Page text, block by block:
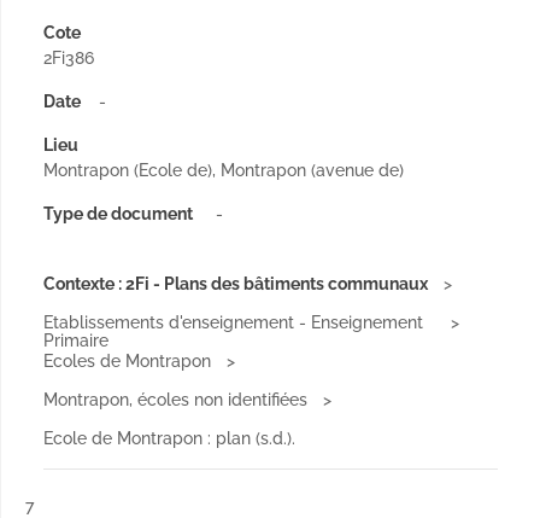
Cote
2Fi386
Date -
Lieu
Montrapon (Ecole de), Montrapon (avenue de)
Type de document -
Contexte : 2Fi - Plans des bâtiments communaux
Etablissements d'enseignement - Enseignement
Primaire
Ecoles de Montrapon
Montrapon, écoles non identifiées
Ecole de Montrapon : plan (s.d.).
Résultat n°
7